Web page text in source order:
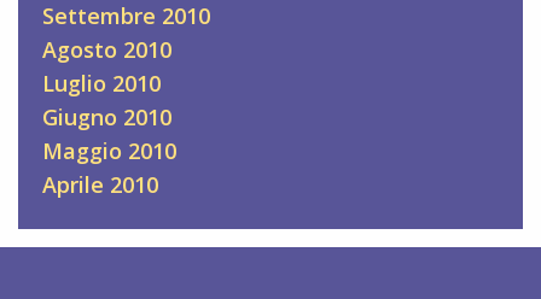
Settembre 2010
Agosto 2010
Luglio 2010
Giugno 2010
Maggio 2010
Aprile 2010